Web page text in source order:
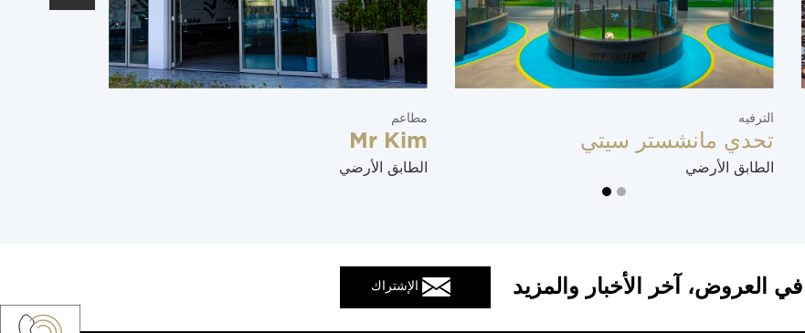
مطاعم
Mr Kim
الطابق الأرضي
الترفيه
تحدي مانشستر سيتي
الطابق الأرضي
العروض، آخر الأخبار والمزيد الإشتراك